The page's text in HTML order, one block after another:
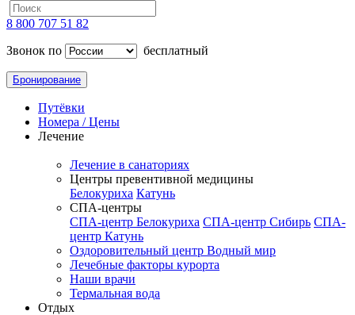
8 800 707 51 82
Звонок по
бесплатный
Бронирование
Путёвки
Номера / Цены
Лечение
Лечение в санаториях
Центры превентивной медицины
Белокуриха Катунь
СПА-центры
СПА-центр Белокуриха СПА-центр Сибирь СПА-
центр Катунь
Оздоровительный центр Водный мир
Лечебные факторы курорта
Наши врачи
Термальная вода
Отдых